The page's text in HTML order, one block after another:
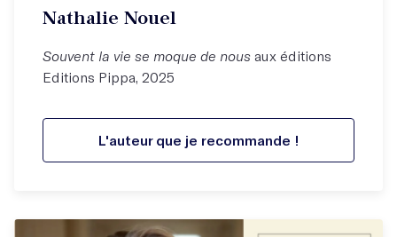
Nathalie Nouel
Souvent la vie se moque de nous aux éditions
Editions Pippa, 2025
L'auteur que je recommande !